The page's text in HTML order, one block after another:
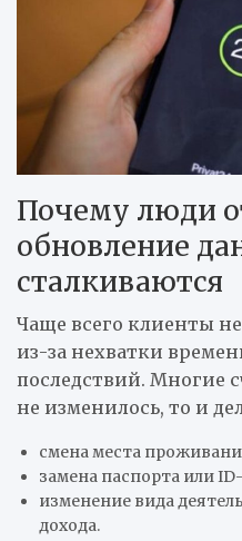
Почему люди
обновление
сталкиваются
Чаще всего клиенты
из-за нехватки
последствий. Многие
не изменилось, то и
смена места
замена паспорта или
изменение вида
дохода.